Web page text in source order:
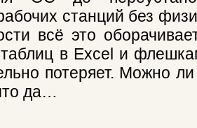
станций без
всё это
таблиц в Excel и
потеряет. Можно
да…